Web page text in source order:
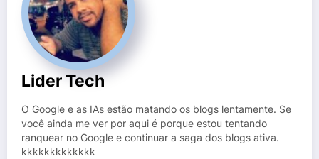
Lider Tech
O Google e as IAs estão matando os blogs lentamente. Se
você ainda me ver por aqui é porque estou tentando
ranquear no Google e continuar a saga dos blogs ativa.
kkkkkkkkkkkkk